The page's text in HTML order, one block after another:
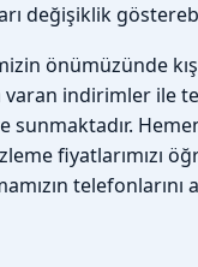
değişiklik
önümüzünde kış
varan indirimler ile
sunmaktadır.
fiyatlarımızı
telefonlarını